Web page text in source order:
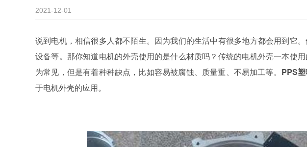
2021-12-01
说到电机，相信很多人都不陌生。因为我们的生活中有很多地方都会用到它
设备等。那你知道电机的外壳使用的是什么材质吗？传统的电机外壳一本使
为常见，但是有着种种缺点，比如容易被腐蚀、质量重、不易加工等。 PPS
于电机外壳的应用。